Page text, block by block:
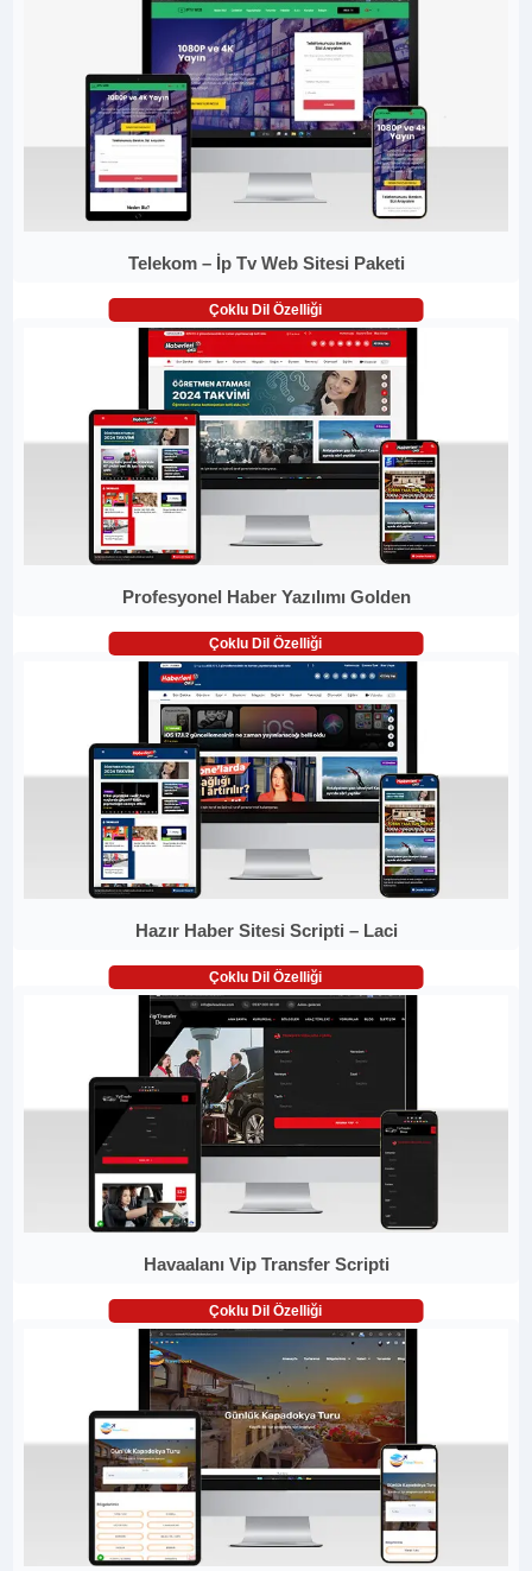
Telekom – İp Tv Web Sitesi Paketi
Çoklu Dil Özelliği
Profesyonel Haber Yazılımı Golden
Çoklu Dil Özelliği
Hazır Haber Sitesi Scripti – Laci
Çoklu Dil Özelliği
Havaalanı Vip Transfer Scripti
Çoklu Dil Özelliği